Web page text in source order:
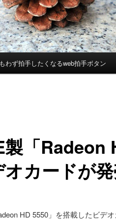
わず拍手したくなるweb拍手ボタン
「Radeon
カードが
HD 5550」を搭載したビデ